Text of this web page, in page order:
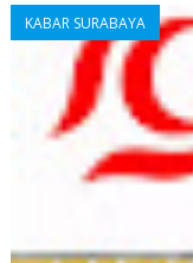
KABAR SURABAYA